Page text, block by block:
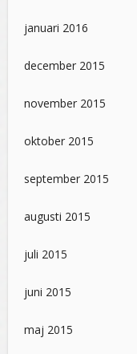
januari 2016
december 2015
november 2015
oktober 2015
september 2015
augusti 2015
juli 2015
juni 2015
maj 2015